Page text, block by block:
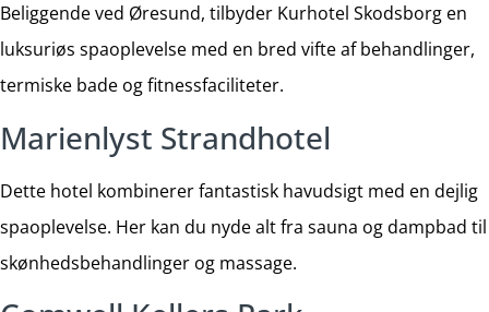
Beliggende ved Øresund, tilbyder Kurhotel Skodsborg en
luksuriøs spaoplevelse med en bred vifte af behandlinger,
termiske bade og fitnessfaciliteter.
Marienlyst Strandhotel
Dette hotel kombinerer fantastisk havudsigt med en dejlig
spaoplevelse. Her kan du nyde alt fra sauna og dampbad til
skønhedsbehandlinger og massage.